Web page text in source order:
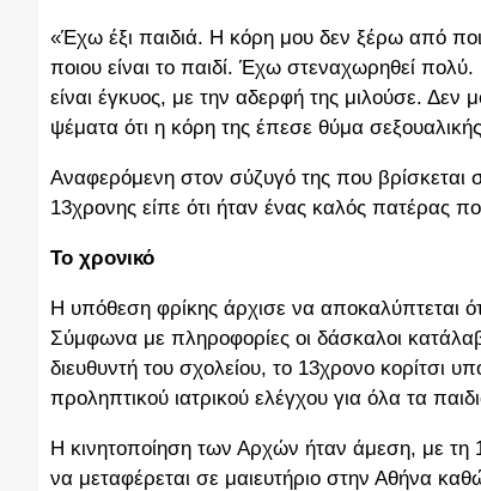
«Έχω έξι παιδιά. Η κόρη μου δεν ξέρω από
ποιου είναι το παιδί. Έχω στεναχωρηθεί
είναι έγκυος, με την αδερφή της μιλούσε. Δεν
ψέματα ότι η κόρη της έπεσε θύμα
Αναφερόμενη στον σύζυγό της που βρίσκεται
13χρονης είπε ότι ήταν ένας καλός πατέρας
Το χρονικό
Η υπόθεση φρίκης άρχισε να αποκαλύπτεται
Σύμφωνα με πληροφορίες οι δάσκαλοι
διευθυντή του σχολείου, το 13χρονο κορίτσι
προληπτικού ιατρικού ελέγχου για όλα τα
Η κινητοποίηση των Αρχών ήταν άμεση, με τη
να μεταφέρεται σε μαιευτήριο στην Αθήνα